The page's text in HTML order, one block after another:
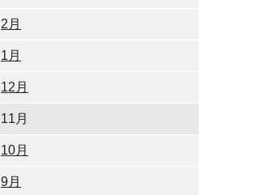
2月
1月
12月
11月
10月
9月